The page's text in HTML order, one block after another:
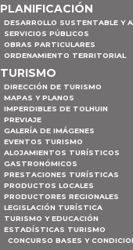
PLANIFICACIÓN
DESARROLLO SUSTENTABLE Y
SERVICIOS PÚBLICOS
OBRAS PARTICULARES
ORDENAMIENTO TERRITORIAL
TURISMO
DIRECCIÓN DE TURISMO
MAPAS Y PLANOS
IMPERDIBLES DE TOLHUIN
PREVIAJE
GALERÍA DE IMÁGENES
EVENTOS TURISMO
ALOJAMIENTOS TURÍSTICOS
GASTRONÓMICOS
PRESTACIONES TURÍSTICAS
PRODUCTOS LOCALES
PRODUCTORES REGIONALES
LEGISLACIÓN TURÍSTICA
TURISMO Y EDUCACIÓN
ESTADÍSTICAS TURISMO
CONCURSO BASES Y